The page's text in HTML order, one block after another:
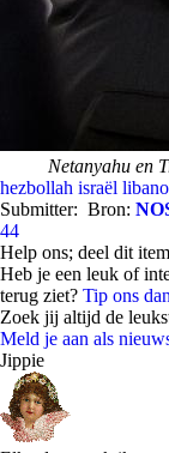
Netanyahu en
hezbollah israël
Submitter: Bron:
44
Help ons; deel dit
Heb je een leuk of
terug ziet? Tip ons
Zoek jij altijd de
Meld je aan als
Jippie